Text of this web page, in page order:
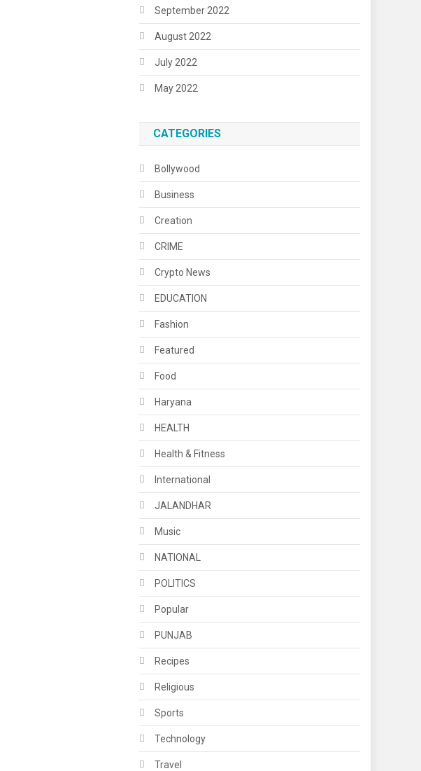
September 2022
August 2022
July 2022
May 2022
CATEGORIES
Bollywood
Business
Creation
CRIME
Crypto News
EDUCATION
Fashion
Featured
Food
Haryana
HEALTH
Health & Fitness
International
JALANDHAR
Music
NATIONAL
POLITICS
Popular
PUNJAB
Recipes
Religious
Sports
Technology
Travel